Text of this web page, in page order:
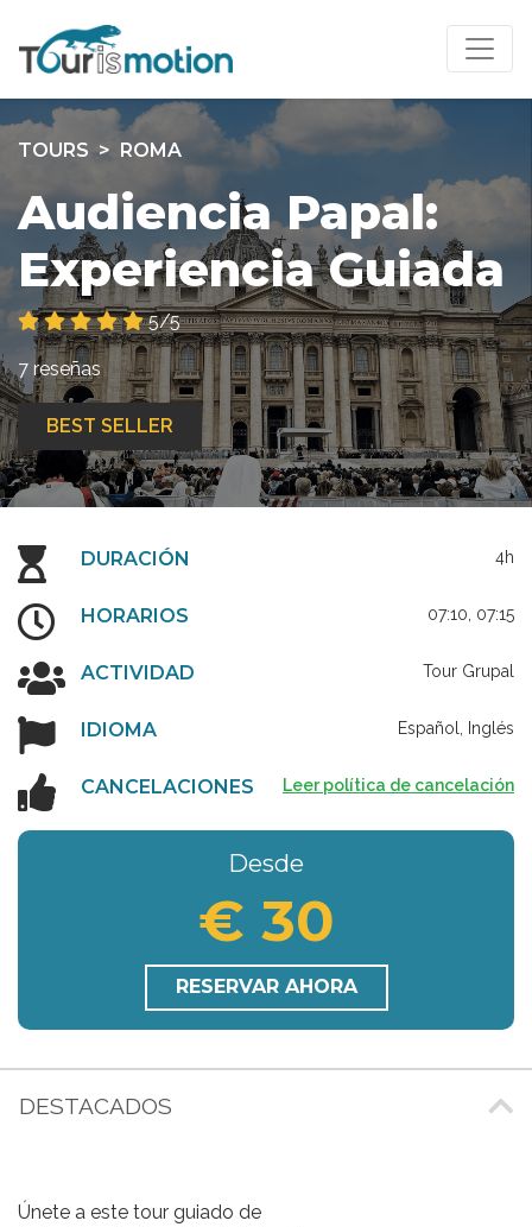
TOURS ROMA
Audiencia Papal:
Experiencia Guiada
5/5
7 reseñas
BEST SELLER
DURACIÓN 4h
HORARIOS 07:10, 07:15
ACTIVIDAD Tour Grupal
IDIOMA Español, Inglés
CANCELACIONES Leer política de cancelación
Desde
€ 30
RESERVAR AHORA
DESTACADOS
Únete a este tour guiado de